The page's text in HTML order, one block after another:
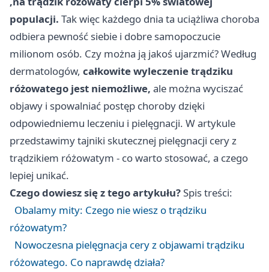
populacji. Tak więc każdego dnia ta uciążliwa choroba
odbiera pewność siebie i dobre samopoczucie
milionom osób. Czy można ją jakoś ujarzmić? Według
dermatologów, całkowite wyleczenie trądziku
różowatego jest niemożliwe, ale można wyciszać
objawy i spowalniać postęp choroby dzięki
odpowiedniemu leczeniu i pielęgnacji. W artykule
przedstawimy tajniki skutecznej pielęgnacji cery z
trądzikiem różowatym - co warto stosować, a czego
lepiej unikać.
Czego dowiesz się z tego artykułu?Spis treści:
Obalamy mity: Czego nie wiesz o trądziku
różowatym?
Nowoczesna pielęgnacja cery z objawami trądziku
różowatego. Co naprawdę działa?